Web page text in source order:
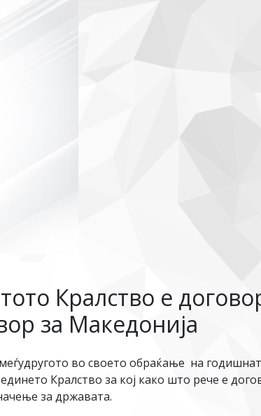
Кралство е
за Македонија
во своето обраќање на
Кралство за кој како што рече е
за државата.